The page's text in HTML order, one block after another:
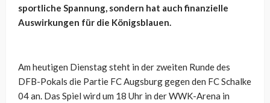
sportliche Spannung, sondern hat auch finanzielle
Auswirkungen für die Königsblauen.
Am heutigen Dienstag steht in der zweiten Runde des
DFB-Pokals die Partie FC Augsburg gegen den FC Schalke
04 an. Das Spiel wird um 18 Uhr in der WWK-Arena in